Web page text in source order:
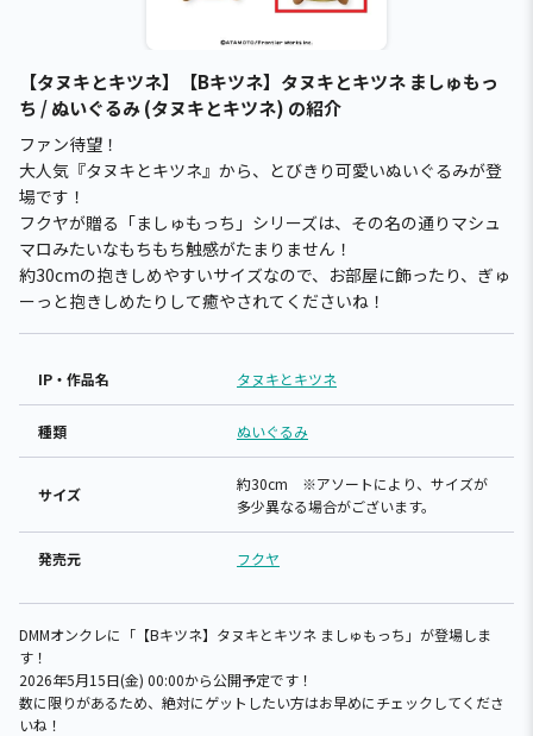
【タヌキとキツネ】【Bキツネ】タヌキとキツネ ましゅもっ
ち / ぬいぐるみ (タヌキとキツネ) の紹介
ファン待望！
大人気『タヌキとキツネ』から、とびきり可愛いぬいぐるみが登
場です！
フクヤが贈る「ましゅもっち」シリーズは、その名の通りマシュ
マロみたいなもちもち触感がたまりません！
約30cmの抱きしめやすいサイズなので、お部屋に飾ったり、ぎゅ
ーっと抱きしめたりして癒やされてくださいね！
IP・作品名 タヌキとキツネ
種類 ぬいぐるみ
サイズ
約30cm ※アソートにより、サイズが
多少異なる場合がございます。
発売元 フクヤ
DMMオンクレに「【Bキツネ】タヌキとキツネ ましゅもっち」が登場しま
す！
2026年5月15日(金) 00:00から公開予定です！
数に限りがあるため、絶対にゲットしたい方はお早めにチェックしてくださ
いね！